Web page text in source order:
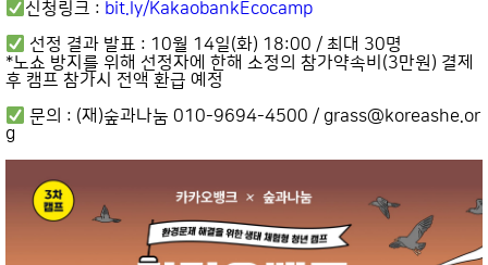
신청링크 : bit.ly/KakaobankEcocamp
선정 결과 발표 : 10월 14일(화) 18:00 / 최대 30명
*노쇼 방지를 위해 선정자에 한해 소정의 참가약속비(3만원) 결제
후 캠프 참가시 전액 환급 예정
문의 : (재)숲과나눔 010-9694-4500 / grass@koreashe.or
g